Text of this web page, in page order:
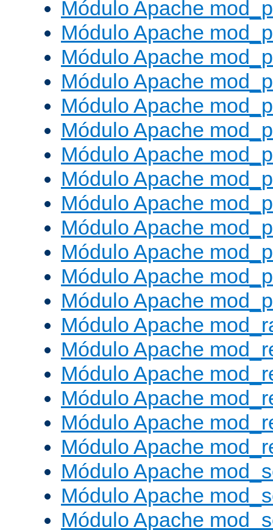
Módulo Apache
Módulo Apache
Módulo Apache
Módulo Apache
Módulo Apache
Módulo Apache
Módulo Apache
Módulo Apache
Módulo Apache
Módulo Apache
Módulo Apache
Módulo Apache
Módulo Apache
Módulo Apache
Módulo Apache
Módulo Apache
Módulo Apache
Módulo Apache
Módulo Apache
Módulo Apache
Módulo Apache
Módulo Apache